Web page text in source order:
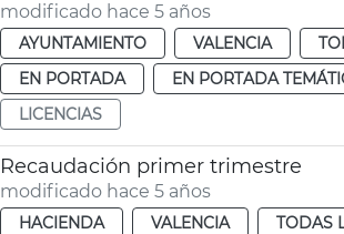
modificado hace 5 años
AYUNTAMIENTO VALENCIA
EN PORTADA
EN PORTADA
LICENCIAS
Recaudación primer trimestre
modificado hace 5 años
HACIENDA VALENCIA TODAS